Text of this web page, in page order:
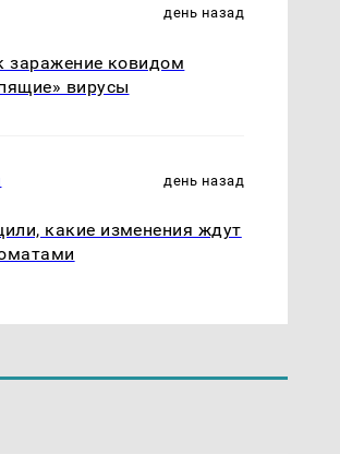
день назад
заражение ковидом
вирусы
день назад
какие изменения ждут